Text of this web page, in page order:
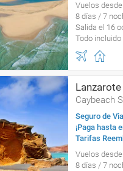
Vuelos
8 días / 7
Salida el 16
Todo incluido
Lanzarote
Caybeach
Seguro de
¡Paga hasta
Tarifas
Vuelos
8 días / 7